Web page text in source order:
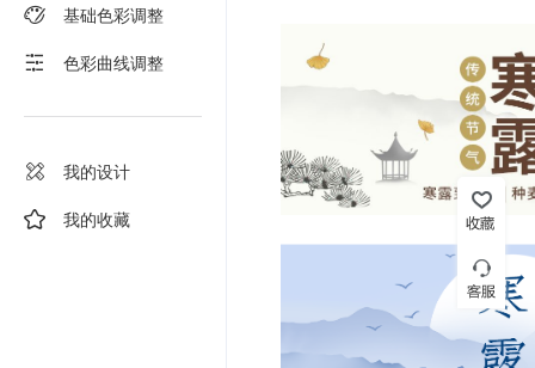
基础色彩调整
色彩曲线调整
我的设计
我的收藏